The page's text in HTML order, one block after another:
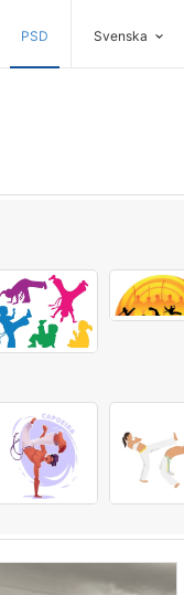
PSD Svenska